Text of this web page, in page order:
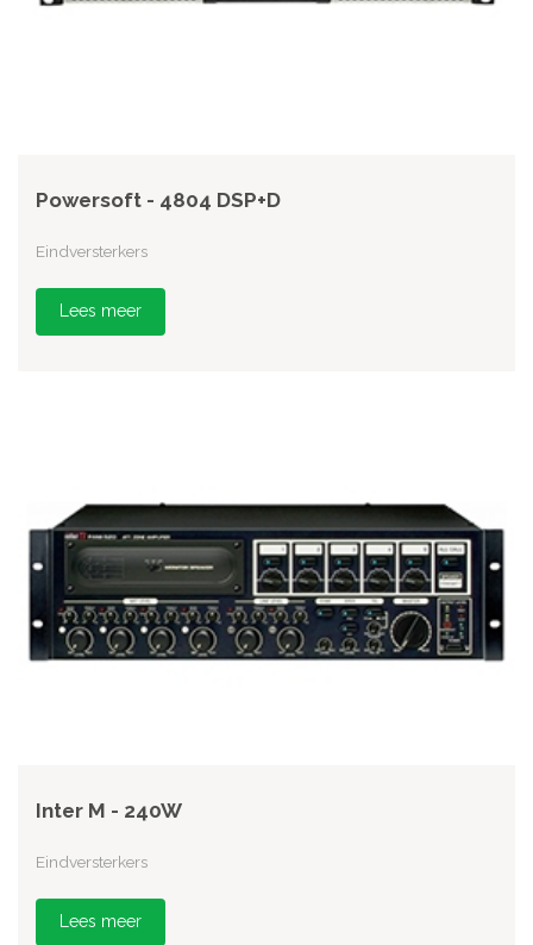
Powersoft - 4804 DSP+D
Eindversterkers
Lees meer
Inter M - 240W
Eindversterkers
Lees meer